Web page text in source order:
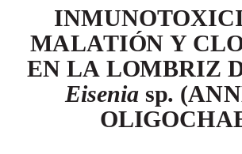
INMUNOTOXIC
MALATIÓN Y CL
EN LA LOMBRIZ
Eisenia sp. (ANN
OLIGOCHA